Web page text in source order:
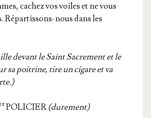
cachez vos voiles et ne vous
Répar­tis­sons-nous dans les
devant le Saint Sacre­ment et le
sa poi­trine, tire un cigare et va
POLICIER (dure­ment)